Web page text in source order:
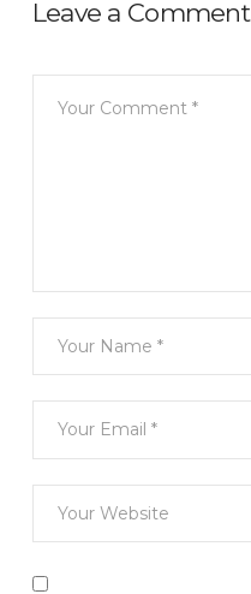
Leave a Comment